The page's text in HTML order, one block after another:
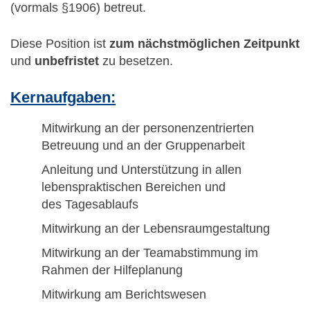
(vormals §1906) betreut.
Diese Position ist zum nächstmöglichen Zeitpunkt
und unbefristet zu besetzen.
Kernaufgaben:
Mitwirkung an der personenzentrierten
Betreuung und an der Gruppenarbeit
Anleitung und Unterstützung in allen
lebenspraktischen Bereichen und
des Tagesablaufs
Mitwirkung an der Lebensraumgestaltung
Mitwirkung an der Teamabstimmung im
Rahmen der Hilfeplanung
Mitwirkung am Berichtswesen